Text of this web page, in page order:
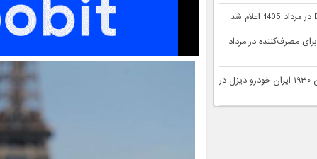
قیمت جدید وانت سایپا ۱۵۱ برای مصرف‌کننده در مرداد
شرایط فروش اقساطی کامیون ۱۹۳۰ ایران خودرو دیزل در